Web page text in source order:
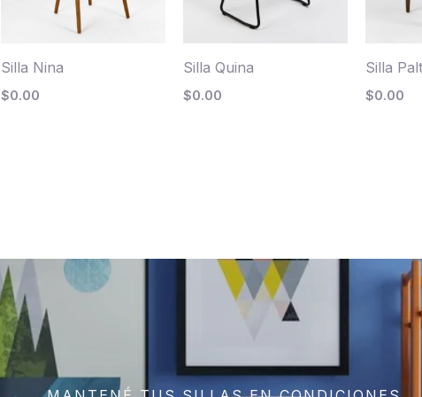
Silla Nina
$0.00
Silla Quina
$0.00
Silla
$0.00